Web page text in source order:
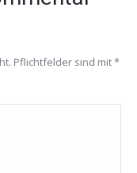
Pflichtfelder sind mit*